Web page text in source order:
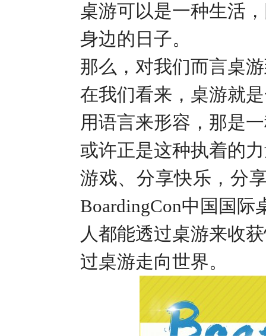
桌游可以是一种生活
身边的日子。
那么，对我们而言桌
在我们看来，桌游就
用语言来形容，那是
或许正是这种执着的
游戏、分享快乐，分
BoardingCon中国国际
人都能透过桌游来收
过桌游走向世界。